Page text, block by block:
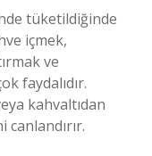
tüketildiğinde
içmek,
ve
faydalıdır.
kahvaltıdan